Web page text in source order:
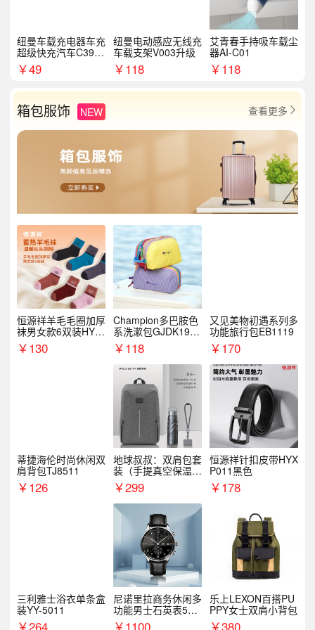
纽曼车载充电器车充
超级快充汽车C39提
手拉环
￥49
纽曼电动感应无线充
车载支架V003升级
￥118
艾青春手持吸车载尘
器AI-C01
￥118
箱包服饰 NEW 查看更多 
恒源祥羊毛毛圈加厚
袜男女款6双装HYX
068WZ
￥130
Champion多巴胺色
系洗漱包GJDK19R
1￥118
又见美物初遇系列多
功能旅行包EB1119
￥170
蒂捷海伦时尚休闲双
肩背包TJ8511
￥126
地球叔叔：双肩包套
装（手提真空保温杯
+手机挂绳）
￥299
恒源祥针扣皮带HYX
P011黑色
￥178
三利雅士浴衣单条盒
装YY-5011
￥264
尼诺里拉商务休闲多
功能男士石英表510
05
￥1100
乐上LEXON百搭PU
PPY女士双肩小背包
￥380